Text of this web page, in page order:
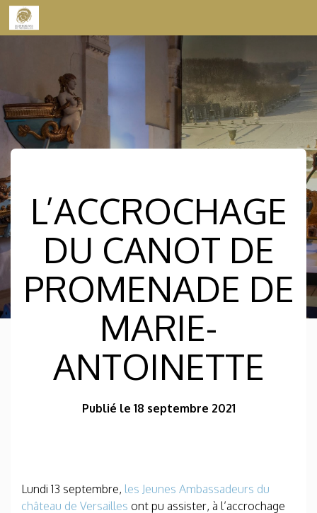
Skip to content
L’ACCROCHAGE
DU CANOT DE
PROMENADE DE
MARIE-
ANTOINETTE
Publié le 18 septembre 2021
Lundi 13 septembre, les Jeunes Ambassadeurs du
château de Versailles ont pu assister, à l’accrochage